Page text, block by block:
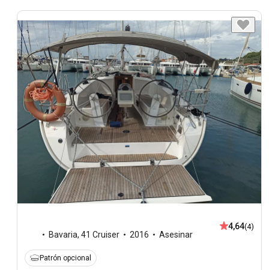
Bavaria, 41 Cruiser 2016 Asesinar
4,64(4)
Patrón opcional